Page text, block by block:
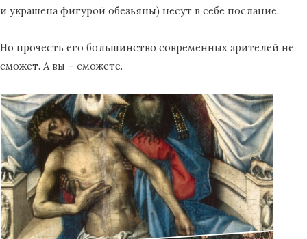
и украшена фигурой обезьяны) несут в себе послание.
Но прочесть его большинство современных зрителей не
сможет. А вы – сможете.